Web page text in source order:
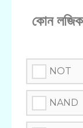
কোন
NOT
NAND